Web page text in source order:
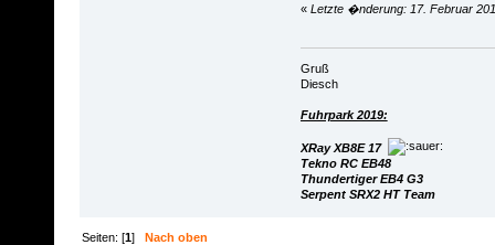
« Letzte �nderung: 17. Februar
Gruß
Diesch
Fuhrpark 2019:
XRay XB8E 17
Tekno RC EB48
Thundertiger EB4 G3
Serpent SRX2 HT Team
Seiten: [1]Nach oben